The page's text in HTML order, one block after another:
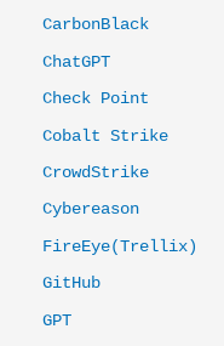
CarbonBlack
ChatGPT
Check Point
Cobalt Strike
CrowdStrike
Cybereason
FireEye(Trellix)
GitHub
GPT